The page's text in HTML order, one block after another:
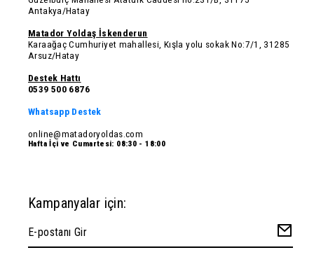
Antakya/Hatay
Matador Yoldaş İskenderun
Karaağaç Cumhuriyet mahallesi, Kışla yolu sokak No:7/1, 31285
Arsuz/Hatay
Destek Hattı
0539 500 6876
Whatsapp Destek
online@matadoryoldas.com
Hafta İçi ve Cumartesi: 08:30 - 18:00
Kampanyalar için: